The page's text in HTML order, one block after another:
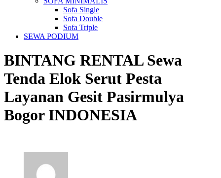
Sofa Single
Sofa Double
Sofa Triple
SEWA PODIUM
BINTANG RENTAL Sewa
Tenda Elok Serut Pesta
Layanan Gesit Pasirmulya
BogorINDONESIA